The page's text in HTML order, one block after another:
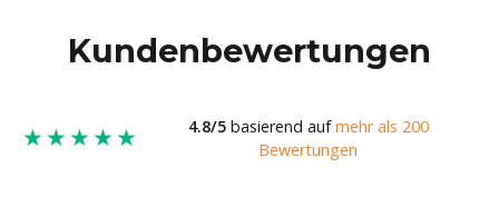
Kundenbewertungen
★★★★★ 4.8/5basierend aufmehr als 200
Bewertungen